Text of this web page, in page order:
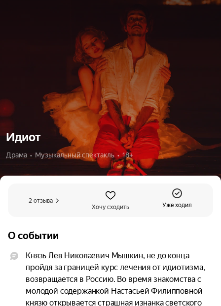
Идиот
Драма  •  Музыкальный спектакль  •  18+
2 отзыва
Хочу сходить
Уже ходил
О событии
Князь Лев Николаевич Мышкин, не до конца
пройдя за границей курс лечения от идиотизма,
возвращается в Россию. Во время знакомства с
молодой содержанкой Настасьей Филипповной
князю открывается страшная изнанка светского